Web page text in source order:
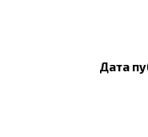
Дата